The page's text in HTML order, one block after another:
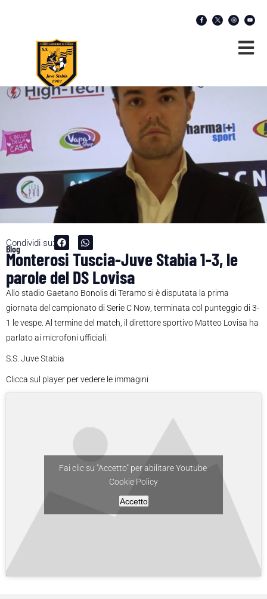
Condividi su:
Blog
Monterosi Tuscia-Juve Stabia 1-3, le
parole del DS Lovisa
Allo stadio Gaetano Bonolis di Teramo si è disputata la prima
giornata del campionato di Serie C Now, terminata col punteggio di 3-
1 le vespe. Al termine del match, il direttore sportivo Matteo Lovisa ha
parlato ai microfoni ufficiali.
S.S. Juve Stabia
Clicca sul player per vedere le immagini
Fai clic su "Accetto" per abilitare Youtube
Cookie Policy
Accetto